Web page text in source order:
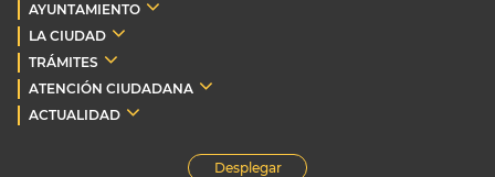
AYUNTAMIENTO
LA CIUDAD
TRÁMITES
ATENCIÓN CIUDADANA
ACTUALIDAD
Desplegar